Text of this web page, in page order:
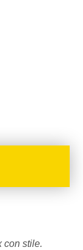
con stile.